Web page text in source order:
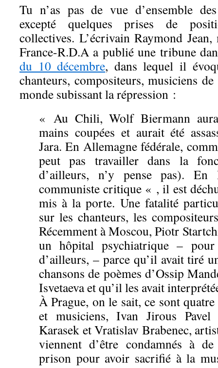
Tu n’as pas de vue d’ensemble
excepté quelques prises de
collectives. L’écrivain Raymond
France-R.D.A a publié une tribune
du 10 décembre, dans lequel il
chanteurs, compositeurs, musiciens
monde subissant la répression :
« Au Chili, Wolf Biermann
mains coupées et aurait été
Jara. En Allemagne fédérale,
peut pas travailler dans la
d’ailleurs, n’y pense pas).
communiste critique « , il est
mis à la porte. Une fatalité
sur les chanteurs, les
Récemment à Moscou, Piotr
un hôpital psychiatrique –
d’ailleurs, – parce qu’il avait tiré
chansons de poèmes d’Ossip
Isvetaeva et qu’il les avait
À Prague, on le sait, ce sont
et musiciens, Ivan Jirous Pavel
Karasek et Vratislav Brabenec,
viennent d’être condamnés à
prison pour avoir sacrifié à la